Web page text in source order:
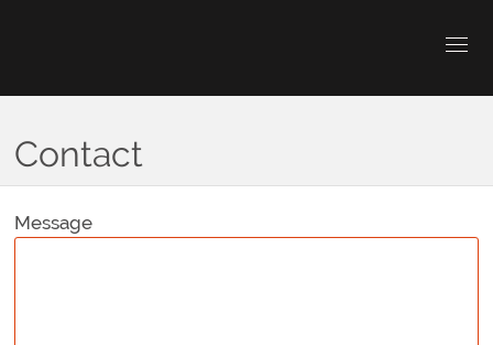
Contact
Message